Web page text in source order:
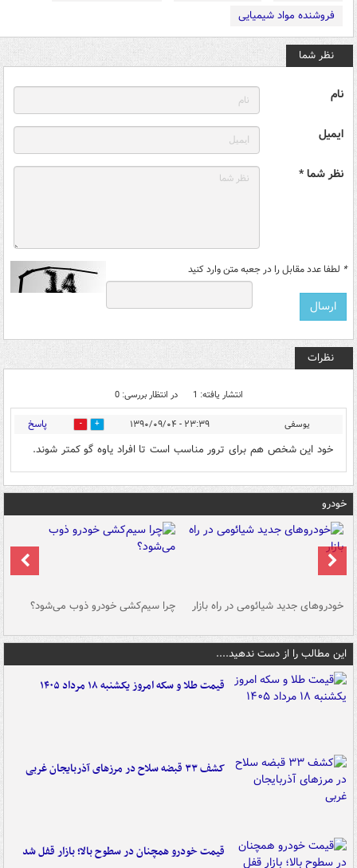
فروشنده مواد شیمیایی
نظر شما
نام
ایمیل
نظر شما *
* لطفا عدد مقابل را در جعبه متن وارد کنید
نظرات
انتشار یافته: 1 در انتظار بررسی: 0
یوسفی ۲۳:۳۹ - ۱۳۹۰/۰۹/۰۴ 0 پاسخ
خود این شخص هم برای ترور مناسب است تا افراد یاوه گو کمتر شوند.
خودرو
خودروهای جدید شیائومی در راه بازار چرا سیم‌کشی خودرو ذوب می‌شود؟
این مطالب را از دست ندهید....
قیمت طلا و سکه امروز یکشنبه ۱۸ مرداد ۱۴۰۵
کشف ۳۳ قبضه سلاح در مرزهای آذربایجان غربی
قیمت خودرو همچنان در سطوح بالا؛ بازار قفل شد